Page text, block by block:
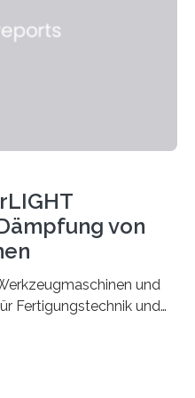
von Rezyklaten
von
und
Fertigungstechnik und
erzielt: Der